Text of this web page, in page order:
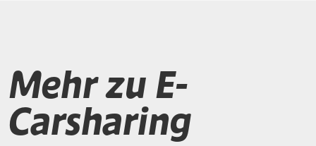
Mehr zu E-
Carsharing